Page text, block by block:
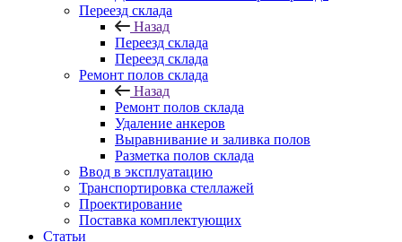
Переезд склада
Назад
Переезд склада
Переезд склада
Ремонт полов склада
Назад
Ремонт полов склада
Удаление анкеров
Выравнивание и заливка полов
Разметка полов склада
Ввод в эксплуатацию
Транспортировка стеллажей
Проектирование
Поставка комплектующих
Статьи